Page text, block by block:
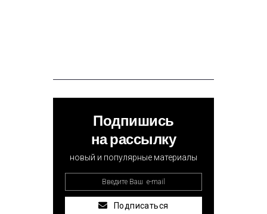
Подпишись
на рассылку
новый и популярные материалы
Подписаться